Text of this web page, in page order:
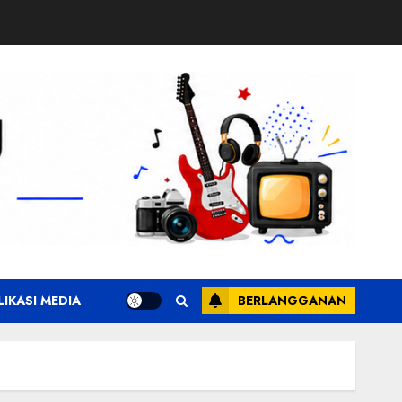
MEDIA BERLANGGANAN